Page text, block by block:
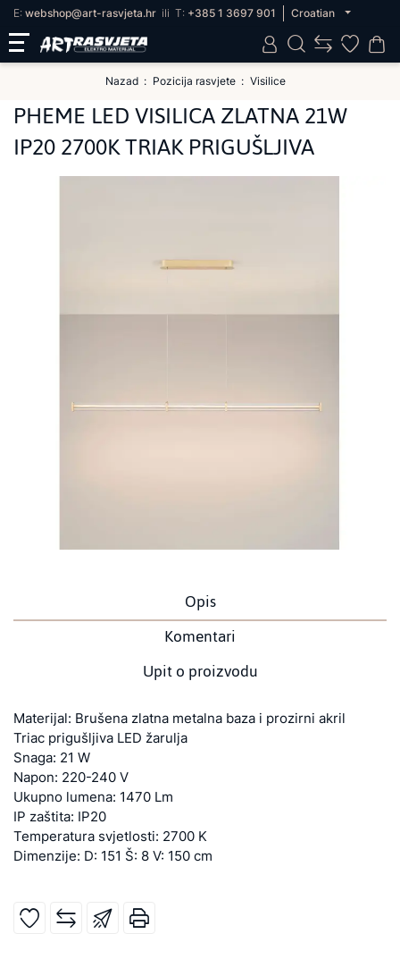
E: webshop@art-rasvjeta.hr ili T: +385 1 3697 901 Croatian
Nazad Pozicija rasvjete Visilice
PHEME LED VISILICA ZLATNA 21W
IP20 2700K TRIAK PRIGUŠLJIVA
Opis
Komentari
Upit o proizvodu
Materijal: Brušena zlatna metalna baza i prozirni akril
Triac prigušljiva LED žarulja
Snaga: 21 W
Napon: 220-240 V
Ukupno lumena: 1470 Lm
IP zaštita: IP20
Temperatura svjetlosti: 2700 K
Dimenzije: D: 151 Š: 8 V: 150 cm